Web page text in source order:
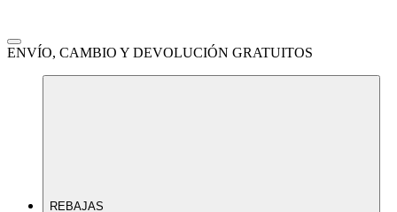
ENVÍO, CAMBIO Y DEVOLUCIÓN GRATUITOS
REBAJAS